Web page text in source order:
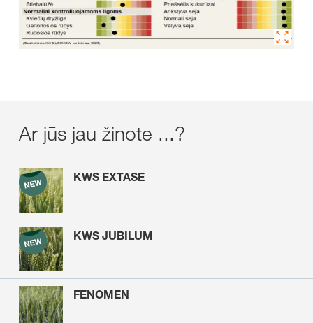
Ar jūs jau žinote ...?
KWS EXTASE
KWS JUBILUM
FENOMEN